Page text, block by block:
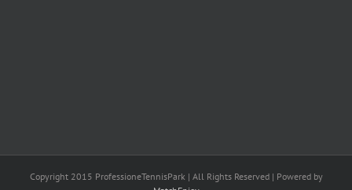
Copyright 2015 ProfessioneTennisPark | All Rights Reserved | Powered by